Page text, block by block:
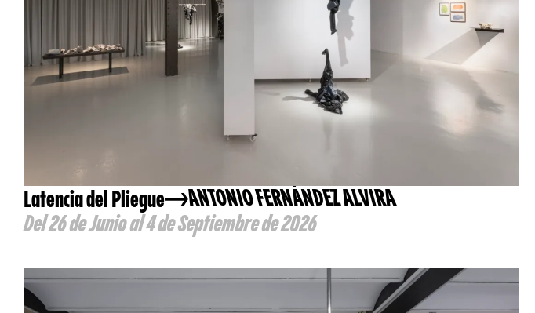
Latencia del Pliegue
ANTONIO FERNÁNDEZ ALVIRA
Del 26 de Junio al 4 de Septiembre de 2026